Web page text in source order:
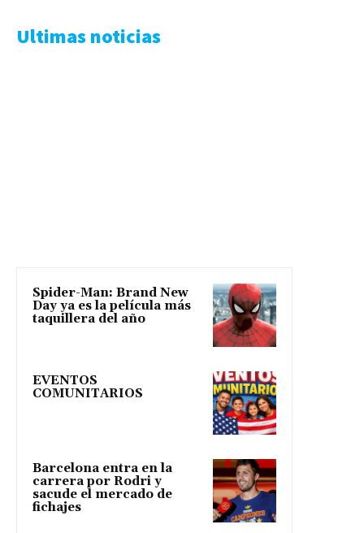
Ultimas noticias
Spider-Man: Brand New
Day ya es la película más
taquillera del año
EVENTOS
COMUNITARIOS
Barcelona entra en la
carrera por Rodri y
sacude el mercado de
fichajes